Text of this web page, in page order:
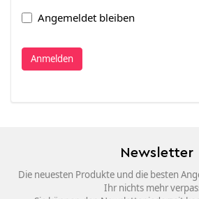
Angemeldet bleiben
Anmelden
Newsletter
Die neuesten Produkte und die besten
Ihr nichts mehr